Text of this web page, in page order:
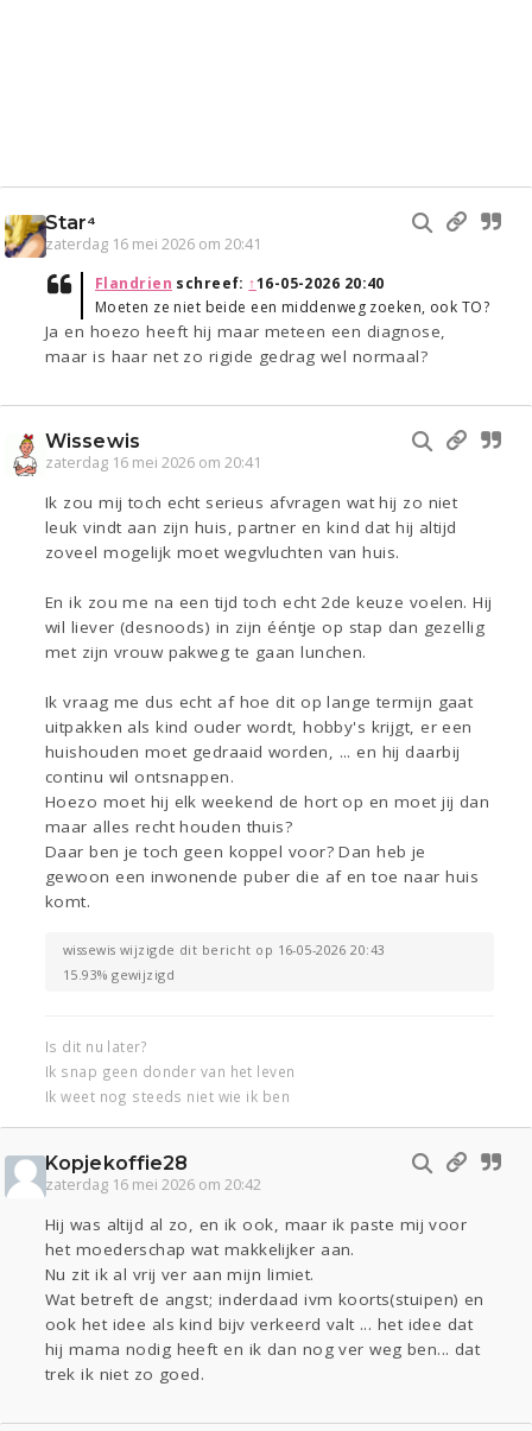
Star⁴
zaterdag 16 mei 2026 om 20:41
Flandrien schreef: ↑16-05-2026 20:40
Moeten ze niet beide een middenweg zoeken, ook TO?
Ja en hoezo heeft hij maar meteen een diagnose,
maar is haar net zo rigide gedrag wel normaal?
Wissewis
zaterdag 16 mei 2026 om 20:41
Ik zou mij toch echt serieus afvragen wat hij zo niet
leuk vindt aan zijn huis, partner en kind dat hij altijd
zoveel mogelijk moet wegvluchten van huis.
En ik zou me na een tijd toch echt 2de keuze voelen. Hij
wil liever (desnoods) in zijn ééntje op stap dan gezellig
met zijn vrouw pakweg te gaan lunchen.
Ik vraag me dus echt af hoe dit op lange termijn gaat
uitpakken als kind ouder wordt, hobby's krijgt, er een
huishouden moet gedraaid worden, ... en hij daarbij
continu wil ontsnappen.
Hoezo moet hij elk weekend de hort op en moet jij dan
maar alles recht houden thuis?
Daar ben je toch geen koppel voor? Dan heb je
gewoon een inwonende puber die af en toe naar huis
komt.
wissewis wijzigde dit bericht op 16-05-2026 20:43
15.93% gewijzigd
Is dit nu later?
Ik snap geen donder van het leven
Ik weet nog steeds niet wie ik ben
Kopjekoffie28
zaterdag 16 mei 2026 om 20:42
Hij was altijd al zo, en ik ook, maar ik paste mij voor
het moederschap wat makkelijker aan.
Nu zit ik al vrij ver aan mijn limiet.
Wat betreft de angst; inderdaad ivm koorts(stuipen) en
ook het idee als kind bijv verkeerd valt ... het idee dat
hij mama nodig heeft en ik dan nog ver weg ben... dat
trek ik niet zo goed.